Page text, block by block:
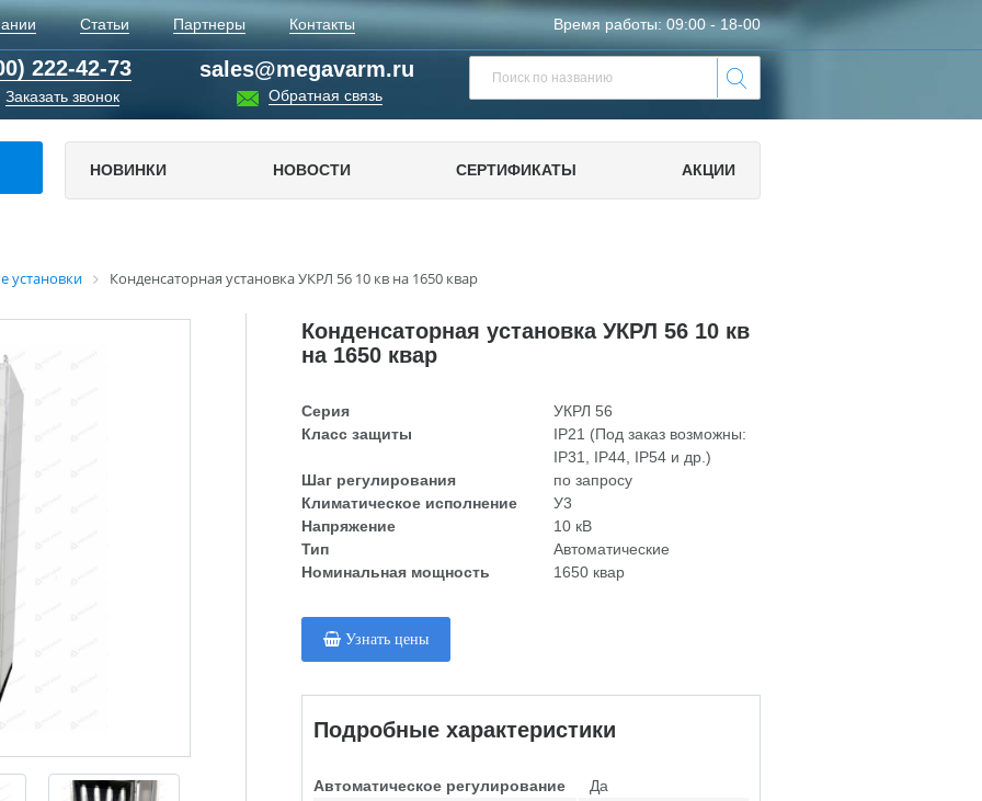
Статьи Партнеры Контакты Время работы: 09:00 - 18-00
222-42-73
Заказать звонок
sales@megavarm.ru
Обратная связь
НОВИНКИ НОВОСТИ СЕРТИФИКАТЫ АКЦИИ
установки Конденсаторная установка УКРЛ 56 10 кв на 1650 квар
Конденсаторная установка УКРЛ 56 10 кв
на 1650 квар
Серия
УКРЛ 56
Класс защиты
IP21 (Под заказ возможны:
IP31, IP44, IP54 и др.)
Шаг регулирования
по запросу
Климатическое исполнение
У3
Напряжение
10 кВ
Тип
Автоматические
Номинальная мощность
1650 квар
Узнать цены
Подробные характеристики
Автоматическое регулирование
Да